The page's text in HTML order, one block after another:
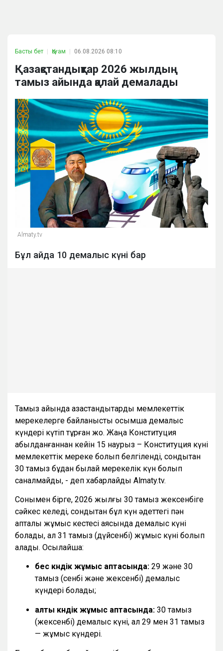
Басты бет Қоғам 06.08.2026 08:10
Қазақстандықтар 2026 жылдың
тамыз айында қалай демалады
Almaty.tv
Бұл айда 10 демалыс күні бар
Тамыз айында қазақстандықтарды мемлекеттік
мерекелерге байланысты қосымша демалыс
күндері күтіп тұрған жоқ. Жаңа Конституция
қабылданғаннан кейін 15 наурыз – Конституция күні
мемлекеттік мереке болып белгіленді, сондықтан
30 тамыз бұдан былай мерекелік күн болып
саналмайды, - деп хабарлайды Almaty.tv.
Сонымен бірге, 2026 жылғы 30 тамыз жексенбіге
сәйкес келеді, сондықтан бұл күн әдеттегі пән
апталық жұмыс кестесі аясында демалыс күні
болады, ал 31 тамыз (дүйсенбі) жұмыс күні болып
қалады. Осылайша:
бес күндік жұмыс аптасында: 29 және 30
тамыз (сенбі және жексенбі) демалыс
күндері болады;
алты күндік жұмыс аптасында: 30 тамыз
(жексенбі) демалыс күні, ал 29 мен 31 тамыз
— жұмыс күндері.